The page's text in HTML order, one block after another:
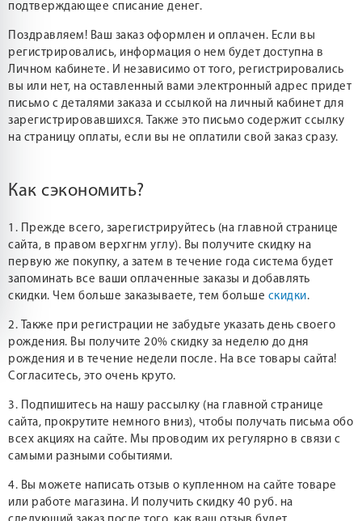
подтверждающее списание денег.
Поздравляем! Ваш заказ оформлен и оплачен. Если вы
регистрировались, информация о нем будет доступна в
Личном кабинете. И независимо от того, регистрировались
вы или нет, на оставленный вами электронный адрес придет
письмо с деталями заказа и ссылкой на личный кабинет для
зарегистрировавшихся. Также это письмо содержит ссылку
на страницу оплаты, если вы не оплатили свой заказ сразу.
Как сэкономить?
1. Прежде всего, зарегистрируйтесь (на главной странице
сайта, в правом верхгнм углу). Вы получите скидку на
первую же покупку, а затем в течение года система будет
запоминать все ваши оплаченные заказы и добавлять
скидки. Чем больше заказываете, тем больше скидки.
2. Также при регистрации не забудьте указать день своего
рождения. Вы получите 20% скидку за неделю до дня
рождения и в течение недели после. На все товары сайта!
Согласитесь, это очень круто.
3. Подпишитесь на нашу рассылку (на главной странице
сайта, прокрутите немного вниз), чтобы получать письма обо
всех акциях на сайте. Мы проводим их регулярно в связи с
самыми разными событиями.
4. Вы можете написать отзыв о купленном на сайте товаре
или работе магазина. И получить скидку 40 руб. на